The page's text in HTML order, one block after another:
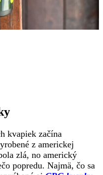
kvapiek začína
z americkej
zlá, no americký
popredu. Najmä, čo sa